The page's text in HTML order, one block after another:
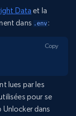
Data et la
dans .env :
Copy
lues par les
pour se
Unlocker dans